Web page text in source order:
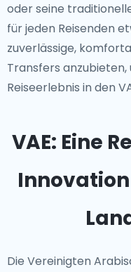
oder seine
für jeden Reisenden
zuverlässige,
Transfers
Reiseerlebnis in den
VAE: Eine
Die Vereinigten